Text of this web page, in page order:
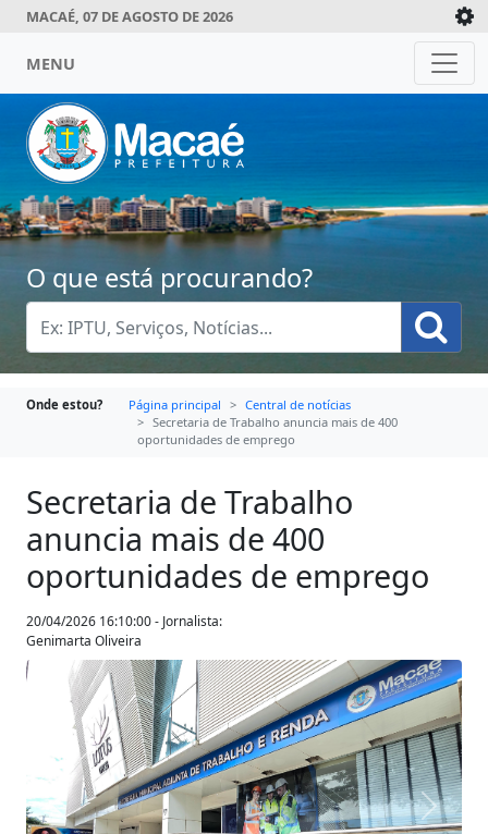
MACAÉ, 07 DE AGOSTO DE 2026
MENU
O que está procurando?
Onde estou? Página principal
Central de notícias
Secretaria de Trabalho anuncia mais de 400
oportunidades de emprego
Secretaria de Trabalho
anuncia mais de 400
oportunidades de emprego
20/04/2026 16:10:00 - Jornalista:
Genimarta Oliveira
Anterior